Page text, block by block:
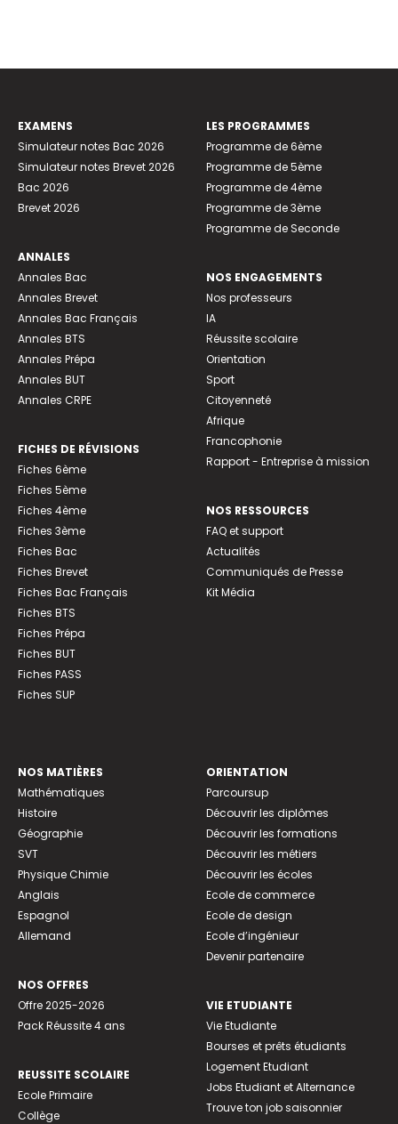
EXAMENS
Simulateur notes Bac 2026
Simulateur notes Brevet 2026
Bac 2026
Brevet 2026
ANNALES
Annales Bac
Annales Brevet
Annales Bac Français
Annales BTS
Annales Prépa
Annales BUT
Annales CRPE
FICHES DE RÉVISIONS
Fiches 6ème
Fiches 5ème
Fiches 4ème
Fiches 3ème
Fiches Bac
Fiches Brevet
Fiches Bac Français
Fiches BTS
Fiches Prépa
Fiches BUT
Fiches PASS
Fiches SUP
LES PROGRAMMES
Programme de 6ème
Programme de 5ème
Programme de 4ème
Programme de 3ème
Programme de Seconde
NOS ENGAGEMENTS
Nos professeurs
IA
Réussite scolaire
Orientation
Sport
Citoyenneté
Afrique
Francophonie
Rapport - Entreprise à mission
NOS RESSOURCES
FAQ et support
Actualités
Communiqués de Presse
Kit Média
NOS MATIÈRES
Mathématiques
Histoire
Géographie
SVT
Physique Chimie
Anglais
Espagnol
Allemand
NOS OFFRES
Offre 2025-2026
Pack Réussite 4 ans
REUSSITE SCOLAIRE
Ecole Primaire
Collège
ORIENTATION
Parcoursup
Découvrir les diplômes
Découvrir les formations
Découvrir les métiers
Découvrir les écoles
Ecole de commerce
Ecole de design
Ecole d’ingénieur
Devenir partenaire
VIE ETUDIANTE
Vie Etudiante
Bourses et prêts étudiants
Logement Etudiant
Jobs Etudiant et Alternance
Trouve ton job saisonnier